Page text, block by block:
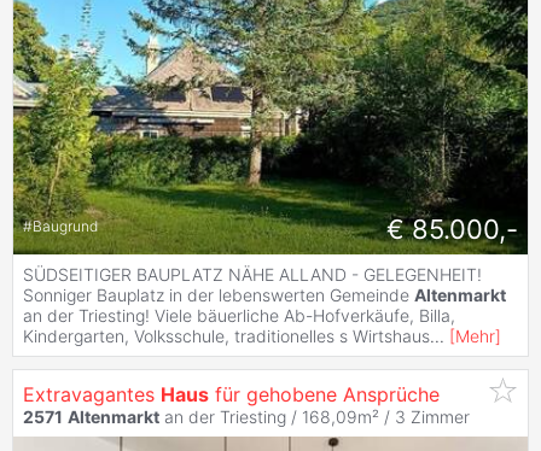
#Baugrund € 85.000,-
SÜDSEITIGER BAUPLATZ NÄHE ALLAND - GELEGENHEIT!
Sonniger Bauplatz in der lebenswerten Gemeinde Altenmarkt
an der Triesting! Viele bäuerliche Ab-Hofverkäufe, Billa,
Kindergarten, Volksschule, traditionelles s Wirtshaus... [Mehr]
Extravagantes Haus für gehobene Ansprüche
2571 Altenmarkt an der Triesting / 168,09m² / 3 Zimmer